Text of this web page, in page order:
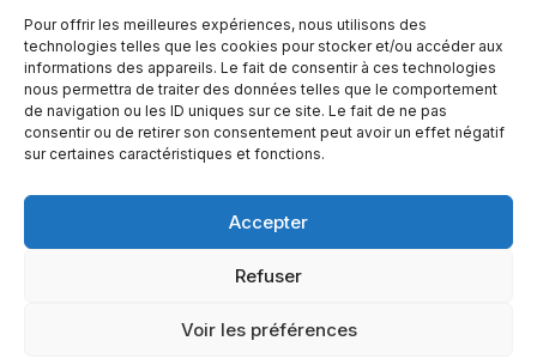
Pour offrir les meilleures expériences, nous utilisons des
technologies telles que les cookies pour stocker et/ou accéder aux
informations des appareils. Le fait de consentir à ces technologies
nous permettra de traiter des données telles que le comportement
de navigation ou les ID uniques sur ce site. Le fait de ne pas
consentir ou de retirer son consentement peut avoir un effet négatif
sur certaines caractéristiques et fonctions.
Accepter
Refuser
Voir les préférences
ACTUALITÉS
SFEMW
LIENS UTILES
Nous contacter
Mentions légales
Politique de confidentialité